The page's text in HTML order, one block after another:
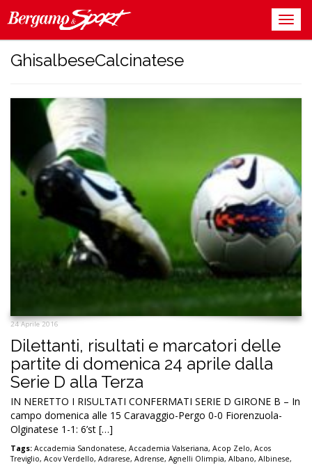
GhisalbeseCalcinatese
24 Aprile 2016
Dilettanti, risultati e marcatori delle
partite di domenica 24 aprile dalla
Serie D alla Terza
IN NERETTO I RISULTATI CONFERMATI SERIE D GIRONE B – In
campo domenica alle 15 Caravaggio-Pergo 0-0 Fiorenzuola-
Olginatese 1-1: 6’st […]
Tags: Accademia Sandonatese, Accademia Valseriana, Acop Zelo, Acos
Treviglio, Acov Verdello, Adrarese, Adrense, Agnelli Olimpia, Albano, Albinese,